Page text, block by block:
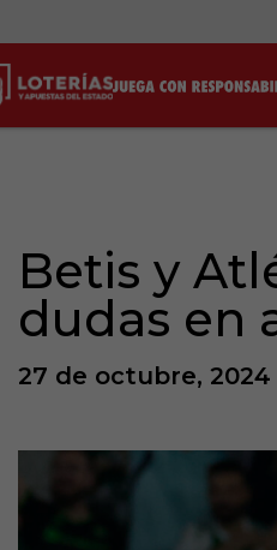
Betis y
dudas en
27 de octubre, 2024